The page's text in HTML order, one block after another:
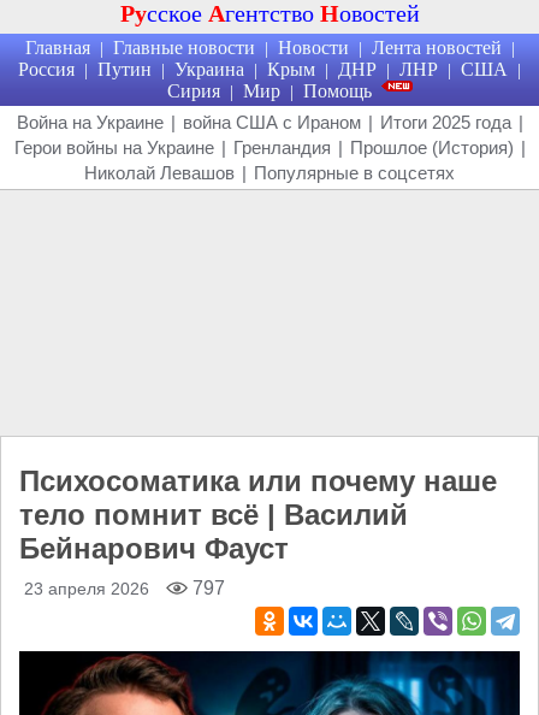
Русское Агентство Новостей
Главная | Главные новости | Новости | Лента новостей |
Россия | Путин | Украина | Крым | ДНР | ЛНР | США |
Сирия | Мир | Помощь
Война на Украине | война США с Ираном | Итоги 2025 года |
Герои войны на Украине | Гренландия | Прошлое (История) |
Николай Левашов | Популярные в соцсетях
Психосоматика или почему наше
тело помнит всё | Василий
Бейнарович Фауст
23 апреля 2026 797